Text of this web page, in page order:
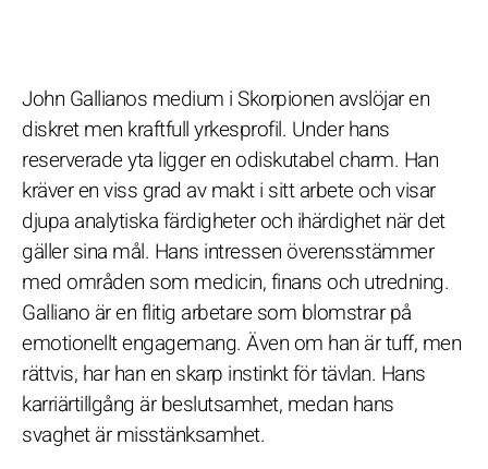
John Gallianos medium i Skorpionen avslöjar en
diskret men kraftfull yrkesprofil. Under hans
reserverade yta ligger en odiskutabel charm. Han
kräver en viss grad av makt i sitt arbete och visar
djupa analytiska färdigheter och ihärdighet när det
gäller sina mål. Hans intressen överensstämmer
med områden som medicin, finans och utredning.
Galliano är en flitig arbetare som blomstrar på
emotionellt engagemang. Även om han är tuff, men
rättvis, har han en skarp instinkt för tävlan. Hans
karriärtillgång är beslutsamhet, medan hans
svaghet är misstänksamhet.